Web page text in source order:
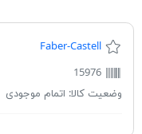
Faber-Castell
15976
وضعیت کالا: اتمام موجودی